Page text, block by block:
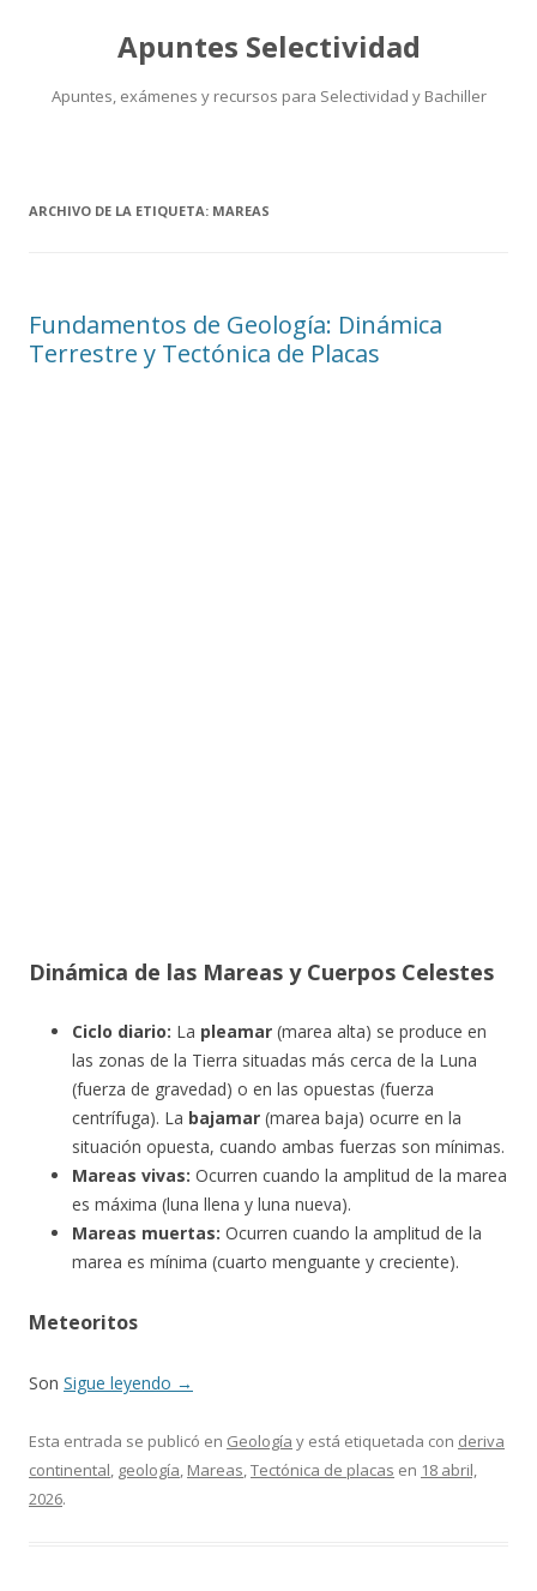
Apuntes Selectividad
Apuntes, exámenes y recursos para Selectividad y Bachiller
ARCHIVO DE LA ETIQUETA: MAREAS
Fundamentos de Geología: Dinámica
Terrestre y Tectónica de Placas
Dinámica de las Mareas y Cuerpos Celestes
Ciclo diario: La pleamar (marea alta) se produce en
las zonas de la Tierra situadas más cerca de la Luna
(fuerza de gravedad) o en las opuestas (fuerza
centrífuga). La bajamar (marea baja) ocurre en la
situación opuesta, cuando ambas fuerzas son mínimas.
Mareas vivas: Ocurren cuando la amplitud de la marea
es máxima (luna llena y luna nueva).
Mareas muertas: Ocurren cuando la amplitud de la
marea es mínima (cuarto menguante y creciente).
Meteoritos
Son Sigue leyendo →
Esta entrada se publicó en Geología y está etiquetada con deriva
continental, geología, Mareas,Tectónica de placas en 18 abril,
2026.